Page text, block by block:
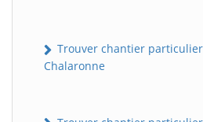
Trouver chantier
Chalaronne